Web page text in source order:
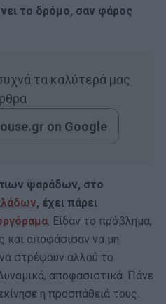
το δρόμο, σαν φάρος
τα καλύτερά μας
on Google
ψαράδων, στο
, έχει πάρει
. Είδαν το πρόβλημα,
και αποφάσισαν να μη
στρέψουν αλλού το
αποφασιστικά. Πάνε
η προσπάθειά τους.